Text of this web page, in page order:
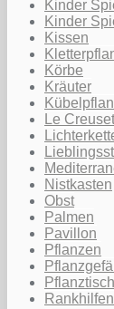
Kinder
Kinder
Kissen
Körbe
Kräuter
Le Creuset
Nistkasten
Obst
Palmen
Pavillon
Pflanzen
Rankhilfen